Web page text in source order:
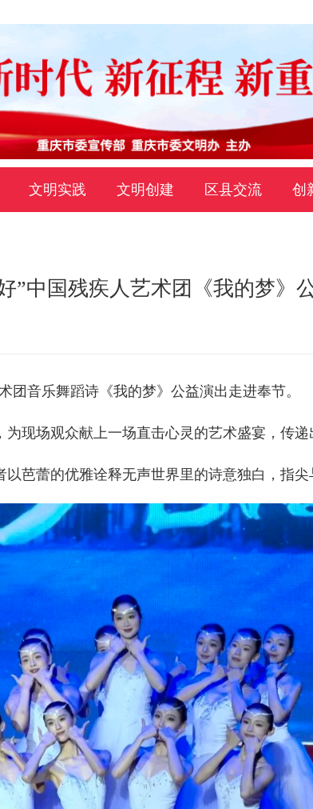
文明实践 文明创建 区县交流 创
”中国残疾人艺术团《我的梦》
音乐舞蹈诗《我的梦》公益演出走进奉节。
场观众献上一场直击心灵的艺术盛宴，传递
蕾的优雅诠释无声世界里的诗意独白，指尖